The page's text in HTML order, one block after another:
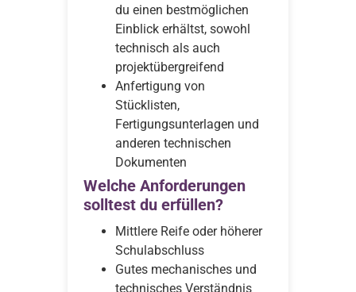
du einen bestmöglichen
Einblick erhältst, sowohl
technisch als auch
projektübergreifend
Anfertigung von
Stücklisten,
Fertigungsunterlagen und
anderen technischen
Dokumenten
Welche Anforderungen
solltest du erfüllen?
Mittlere Reife oder höherer
Schulabschluss
Gutes mechanisches und
technisches Verständnis